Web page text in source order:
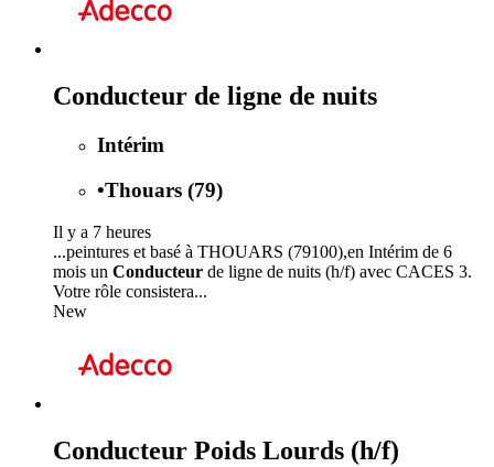
Conducteur de ligne de nuits
Intérim
•Thouars (79)
Il y a 7 heures
...peintures et basé à THOUARS (79100),en Intérim de 6
mois un Conducteur de ligne de nuits (h/f) avec CACES 3.
Votre rôle consistera...
New
Conducteur Poids Lourds (h/f)